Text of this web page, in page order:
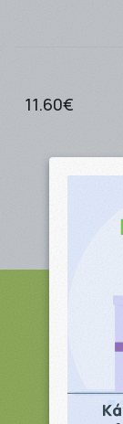
11.60€